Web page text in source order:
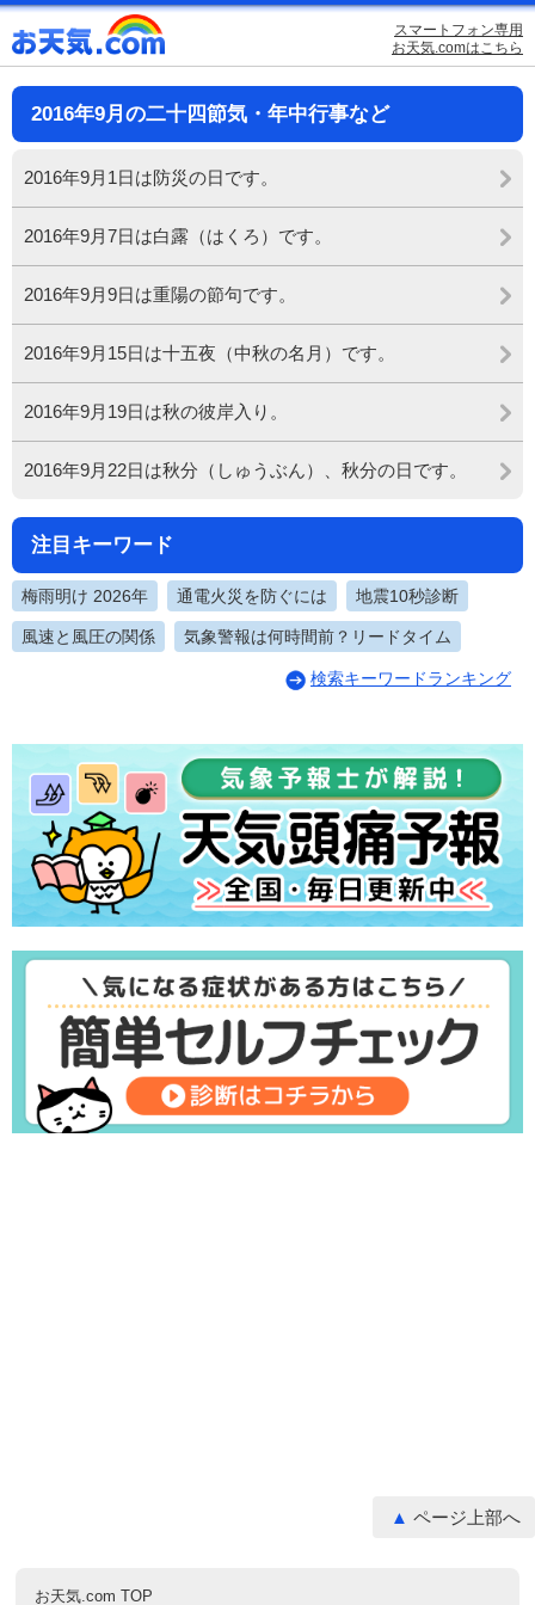
スマートフォン専用
お天気.comはこちら
2016年9月の二十四節気・年中行事など
2016年9月1日は防災の日です。
2016年9月7日は白露（はくろ）です。
2016年9月9日は重陽の節句です。
2016年9月15日は十五夜（中秋の名月）です。
2016年9月19日は秋の彼岸入り。
2016年9月22日は秋分（しゅうぶん）、秋分の日です。
注目キーワード
梅雨明け 2026年 通電火災を防ぐには 地震10秒診断
風速と風圧の関係 気象警報は何時間前？リードタイム
検索キーワードランキング
ページ上部へ
お天気.com TOP